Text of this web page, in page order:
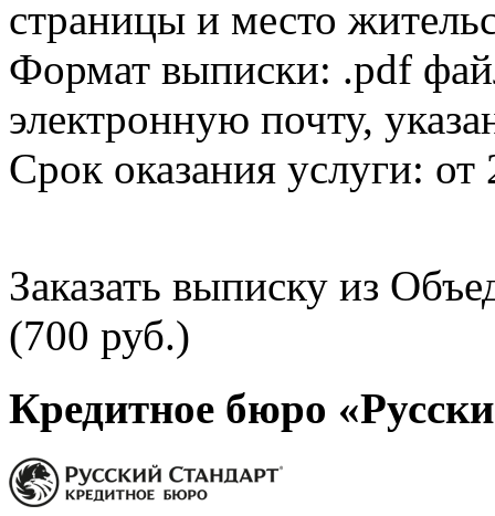
страницы и место
Формат выписки: .pdf
электронную почту,
Срок оказания услуги: от
Заказать выписку из
(700 руб.)
Кредитное бюро